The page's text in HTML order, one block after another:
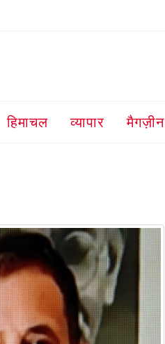
हिमाचल व्यापार मैगज़ीन